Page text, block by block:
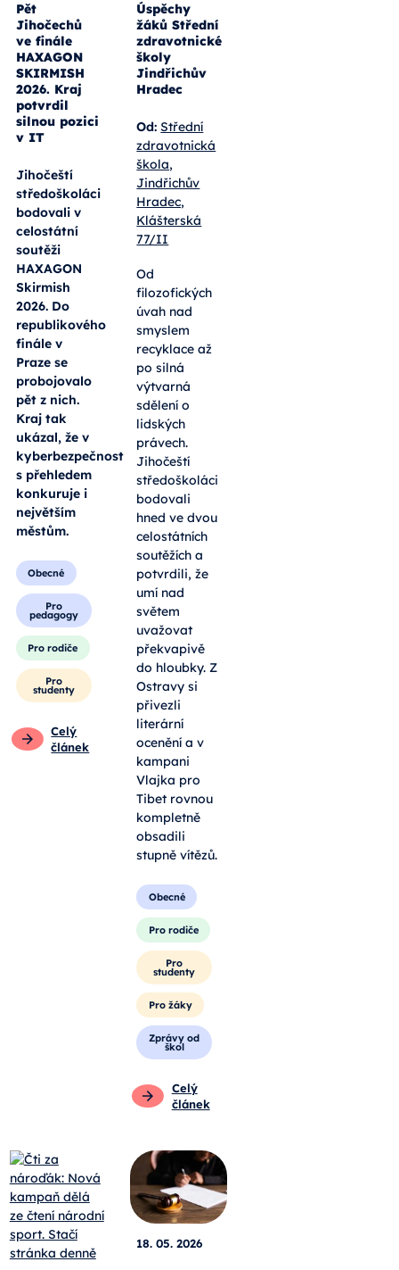
Pět
Jihočechů
ve finále
HAXAGON
SKIRMISH
2026. Kraj
potvrdil
silnou pozici
v IT
Jihočeští
středoškoláci
bodovali v
celostátní
soutěži
HAXAGON
Skirmish
2026. Do
republikového
finále v
Praze se
probojovalo
pět z nich.
Kraj tak
ukázal, že v
kyberbezpečnosti
s přehledem
konkuruje i
největším
městům.
Obecné
Pro
pedagogy
Pro rodiče
Pro
studenty
Celý
článek
Úspěchy
žáků Střední
zdravotnické
školy
Jindřichův
Hradec
Od: Střední
zdravotnická
škola,
Jindřichův
Hradec,
Klášterská
77/II
Od
filozofických
úvah nad
smyslem
recyklace až
po silná
výtvarná
sdělení o
lidských
právech.
Jihočeští
středoškoláci
bodovali
hned ve dvou
celostátních
soutěžích a
potvrdili, že
umí nad
světem
uvažovat
překvapivě
do hloubky. Z
Ostravy si
přivezli
literární
ocenění a v
kampani
Vlajka pro
Tibet rovnou
kompletně
obsadili
stupně vítězů.
Obecné
Pro rodiče
Pro
studenty
Pro žáky
Zprávy od
škol
Celý
článek
18. 05. 2026